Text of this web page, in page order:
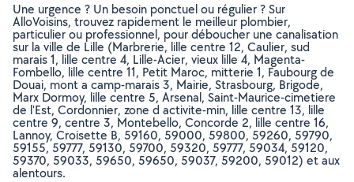
Une urgence ? Un besoin ponctuel ou régulier ? Sur
AlloVoisins, trouvez rapidement le meilleur plombier,
particulier ou professionnel, pour déboucher une canalisation
sur la ville de Lille (Marbrerie, lille centre 12, Caulier, sud
marais 1, lille centre 4, Lille-Acier, vieux lille 4, Magenta-
Fombello, lille centre 11, Petit Maroc, mitterie 1, Faubourg de
Douai, mont a camp-marais 3, Mairie, Strasbourg, Brigode,
Marx Dormoy, lille centre 5, Arsenal, Saint-Maurice-cimetiere
de l'Est, Cordonnier, zone d activite-min, lille centre 13, lille
centre 9, centre 3, Montebello, Concorde 2, lille centre 16,
Lannoy, Croisette B, 59160, 59000, 59800, 59260, 59790,
59155, 59777, 59130, 59700, 59320, 59777, 59034, 59120,
59370, 59033, 59650, 59650, 59037, 59200, 59012) et aux
alentours.